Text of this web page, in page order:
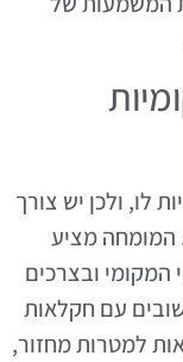
לו, ולכן יש צורך
המומחה מציע
המקומי ובצרכים
עם חקלאות
למטרות מחזור,